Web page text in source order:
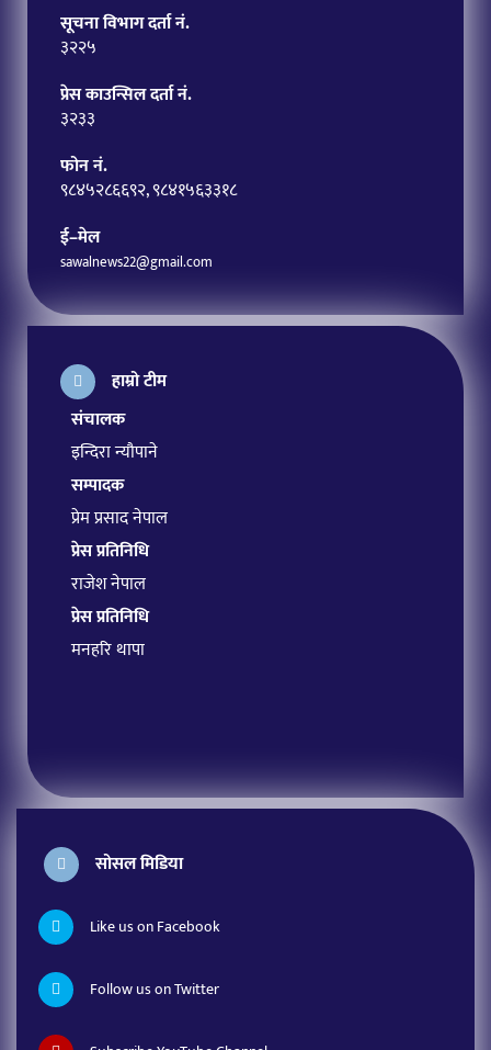
सूचना विभाग दर्ता नं.
३२२५
प्रेस काउन्सिल दर्ता नं.
३२३३
फोन नं.
९८४५२८६६९२, ९८४१५६३३१८
ई–मेल
sawalnews22@gmail.com
हाम्रो टीम
संचालक
इन्दिरा न्यौपाने
सम्पादक
प्रेम प्रसाद नेपाल
प्रेस प्रतिनिधि
राजेश नेपाल
प्रेस प्रतिनिधि
मनहरि थापा
सोसल मिडिया
Like us on Facebook
Follow us on Twitter